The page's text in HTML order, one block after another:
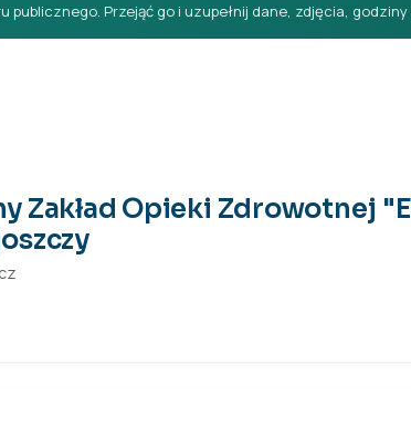
publicznego. Przejąć go i uzupełnij dane, zdjęcia,
Zakład Opieki Zdrowotnej